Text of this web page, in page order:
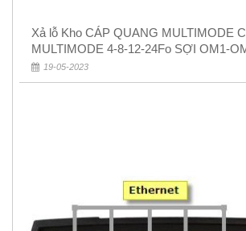
Xả lỗ Kho CÁP QUANG MULTIMODE CÁP QUANG
MULTIMODE 4-8-12-24Fo SỢI OM1-
Rẻ 5k
19-05-2023